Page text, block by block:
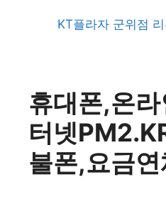
KT플라자 군위점
휴대폰,온
터넷
불폰,요금연